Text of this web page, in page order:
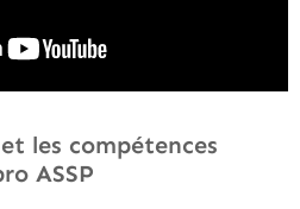
les compétences
ASSP